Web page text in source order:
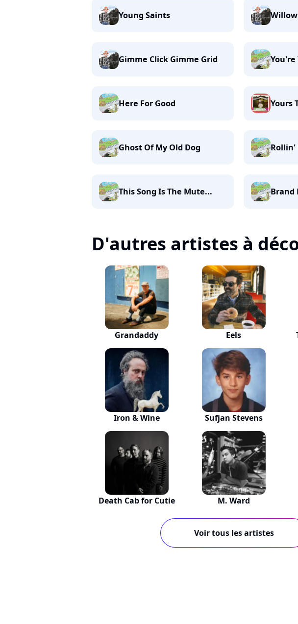
Young Saints
Gimme Click Gimme Grid You're
Here For Good Yours
Ghost Of My Old Dog Rollin'
This Song Is The Mute... Brand
D'autres artistes à
Grandaddy Eels
Iron & Wine Sufjan Stevens
Death Cab for Cutie M. Ward
Voir tous les artistes